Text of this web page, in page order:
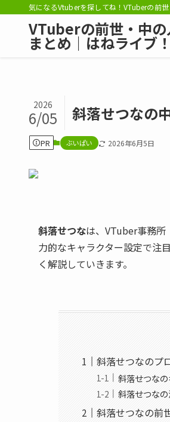
気になるVtuberを探してね！VTuberの前
VTuberの前世・中
まとめ｜はねライブ！
斜落せつなの
2026
6/05
PR ぶいぱい 2026年6月5日
斜落せつなは、VTuber事務所
力的なキャラクター設定で注
く解説していきます。
斜落せつなのプ
斜落せつな
斜落せつな
斜落せつなの前